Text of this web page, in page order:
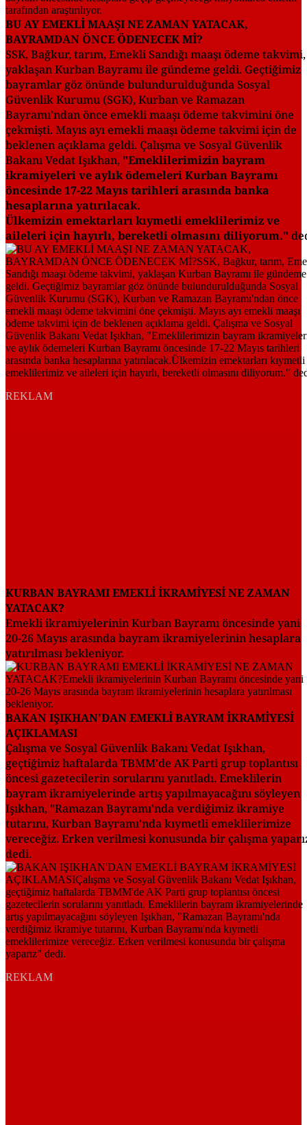
BU AY EMEKLİ MAAŞI NE ZAMAN YATACAK,
BAYRAMDAN ÖNCE ÖDENECEK Mİ?
SSK, Bağkur, tarım, Emekli Sandığı maaşı ödeme takvimi,
yaklaşan Kurban Bayramı ile gündeme geldi. Geçtiğimiz
bayramlar göz önünde bulundurulduğunda Sosyal
Güvenlik Kurumu (SGK), Kurban ve Ramazan
Bayramı'ndan önce emekli maaşı ödeme takvimini öne
çekmişti. Mayıs ayı emekli maaşı ödeme takvimi için de
beklenen açıklama geldi. Çalışma ve Sosyal Güvenlik
Bakanı Vedat Işıkhan, "Emeklilerimizin bayram
ikramiyeleri ve aylık ödemeleri Kurban Bayramı
öncesinde 17-22 Mayıs tarihleri arasında banka
hesaplarına yatırılacak.
Ülkemizin emektarları kıymetli emeklilerimiz ve
aileleri için hayırlı, bereketli olmasını diliyorum."
REKLAM
KURBAN BAYRAMI EMEKLİ İKRAMİYESİ NE ZAMAN
YATACAK?
Emekli ikramiyelerinin Kurban Bayramı öncesinde yani
20-26 Mayıs arasında bayram ikramiyelerinin hesaplara
yatırılması bekleniyor.
BAKAN IŞIKHAN'DAN EMEKLİ BAYRAM İKRAMİYESİ
AÇIKLAMASI
Çalışma ve Sosyal Güvenlik Bakanı Vedat Işıkhan,
geçtiğimiz haftalarda TBMM'de AK Parti grup toplantısı
öncesi gazetecilerin sorularını yanıtladı. Emeklilerin
bayram ikramiyelerinde artış yapılmayacağını söyleyen
Işıkhan, "Ramazan Bayramı'nda verdiğimiz ikramiye
tutarını, Kurban Bayramı'nda kıymetli emeklilerimize
vereceğiz. Erken verilmesi konusunda bir çalışma
dedi.
REKLAM